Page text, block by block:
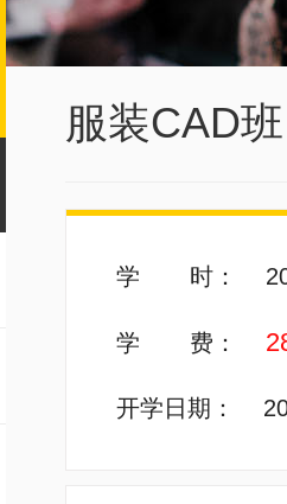
服装CAD班
学 时：
学 费：
开学日期：